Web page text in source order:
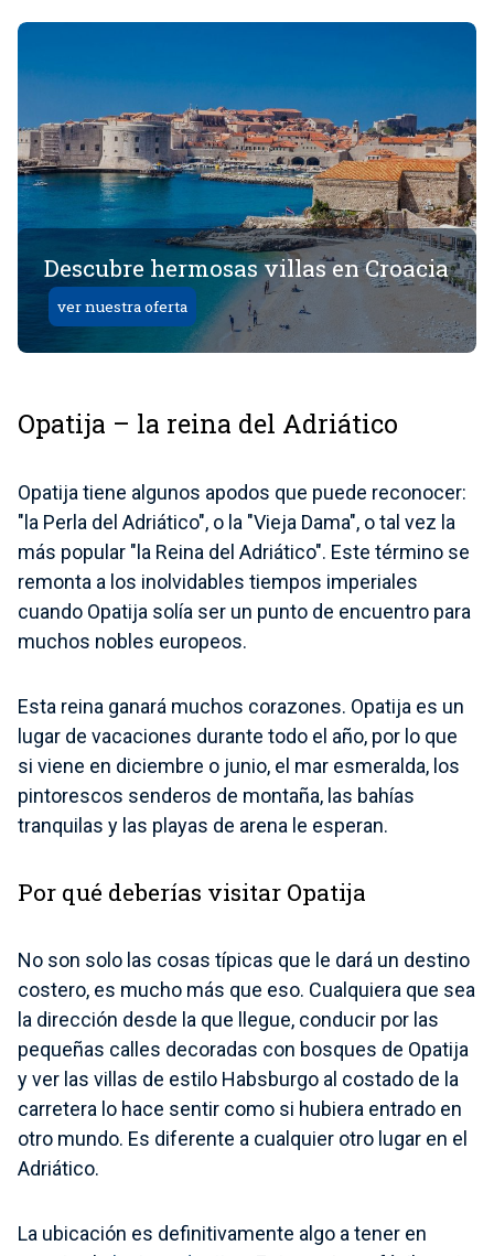
Descubre hermosas villas en Croacia
ver nuestra oferta
Opatija – la reina del Adriático
Opatija tiene algunos apodos que puede reconocer:
"la Perla del Adriático", o la "Vieja Dama", o tal vez la
más popular "la Reina del Adriático". Este término se
remonta a los inolvidables tiempos imperiales
cuando Opatija solía ser un punto de encuentro para
muchos nobles europeos.
Esta reina ganará muchos corazones. Opatija es un
lugar de vacaciones durante todo el año, por lo que
si viene en diciembre o junio, el mar esmeralda, los
pintorescos senderos de montaña, las bahías
tranquilas y las playas de arena le esperan.
Por qué deberías visitar Opatija
No son solo las cosas típicas que le dará un destino
costero, es mucho más que eso. Cualquiera que sea
la dirección desde la que llegue, conducir por las
pequeñas calles decoradas con bosques de Opatija
y ver las villas de estilo Habsburgo al costado de la
carretera lo hace sentir como si hubiera entrado en
otro mundo. Es diferente a cualquier otro lugar en el
Adriático.
La ubicación es definitivamente algo a tener en